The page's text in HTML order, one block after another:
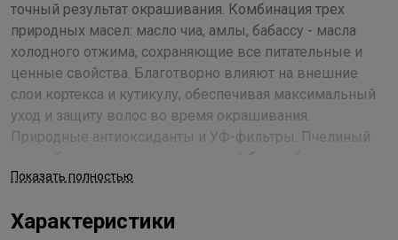
точный результат окрашивания. Комбинация трех
природных масел: масло чиа, амлы, бабассу - масла
холодного отжима, сохраняющие все питательные и
ценные свойства. Благотворно влияют на внешние
слои кортекса и кутикулу, обеспечивая максимальный
уход и защиту волос во время окрашивания.
Природные антиоксиданты и УФ-фильтры. Пчелиный
созданию легкой дышащей пленки на кутикулярном
позволяющие продлить стойкость цвета и сохранить
Показать полностью
Характеристики